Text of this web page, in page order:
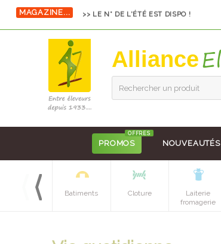
MAGAZINE... >> LE N° DE L'ÉTÉ EST DISPO !
Alliance
Rechercher un produit
PROMOS
OFFRES
NOUVEAUTÉS
Equipements
Batiments Cloture
Laiterie
fromagerie